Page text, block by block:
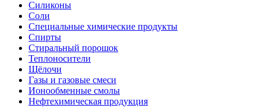
Силиконы
Соли
Специальные химические продукты
Спирты
Стиральный порошок
Теплоносители
Щёлочи
Газы и газовые смеси
Ионообменные смолы
Нефтехимическая продукция